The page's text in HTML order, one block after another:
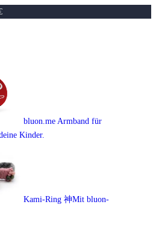
bluon.me Armband für
Kinder.
Kami-Ring 神Mit bluon-